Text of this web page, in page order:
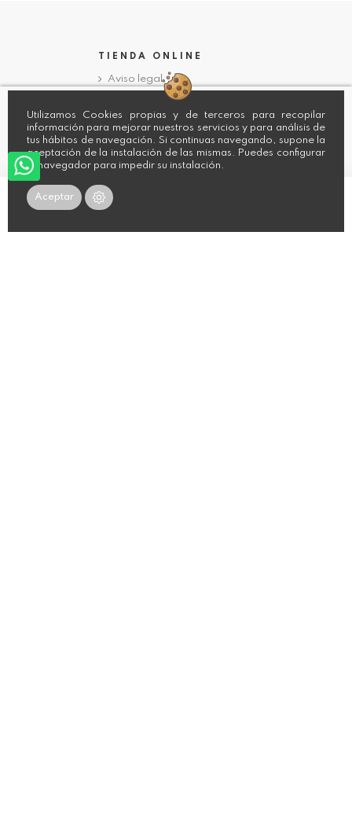
Utilizamos Cookies propias y de terceros para recopilar
información para mejorar nuestros servicios y para análisis de
tus hábitos de navegación. Si continuas navegando, supone la
aceptación de la instalación de las mismas. Puedes configurar
tu navegador para impedir su instalación.
Aceptar
TIENDA ONLINE
Aviso legal
Política de privacidad
Términos y condiciones
Terminos y condiciones para
profesionales
Condiciones de Envio
Ley de transparencia